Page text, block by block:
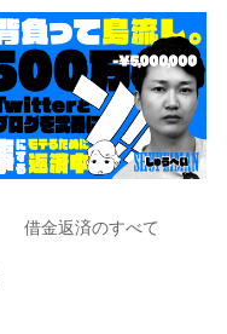
借金返済のすべて